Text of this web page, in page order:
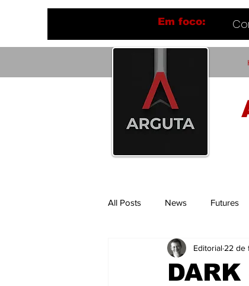
Em foco:
All Posts News Futures
Flavio Ferrari Tech
Editorial 22 de